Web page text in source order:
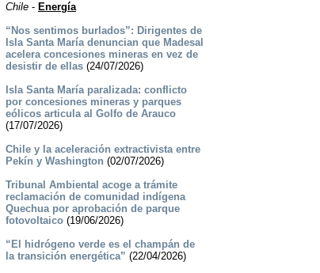
Chile- Energía
“Nos sentimos burlados”: Dirigentes de
Isla Santa María denuncian que Madesal
acelera concesiones mineras en vez de
desistir de ellas(24/07/2026)
Isla Santa María paralizada: conflicto
por concesiones mineras y parques
eólicos articula al Golfo de Arauco
(17/07/2026)
Chile y la aceleración extractivista entre
Pekín y Washington (02/07/2026)
Tribunal Ambiental acoge a trámite
reclamación de comunidad indígena
Quechua por aprobación de parque
fotovoltaico(19/06/2026)
“El hidrógeno verde es el champán de
la transición energética” (22/04/2026)